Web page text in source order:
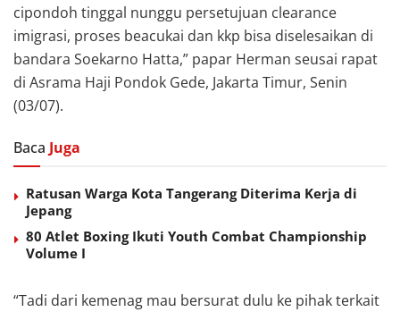
cipondoh tinggal nunggu persetujuan clearance
imigrasi, proses beacukai dan kkp bisa diselesaikan di
bandara Soekarno Hatta,” papar Herman seusai rapat
di Asrama Haji Pondok Gede, Jakarta Timur, Senin
(03/07).
Baca Juga
Ratusan Warga Kota Tangerang Diterima Kerja di
Jepang
80 Atlet Boxing Ikuti Youth Combat Championship
Volume I
“Tadi dari kemenag mau bersurat dulu ke pihak terkait